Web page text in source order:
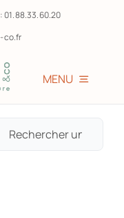
01.88.33.60.20
co.fr
MENU